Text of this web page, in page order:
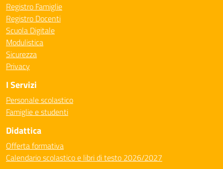
Registro Famiglie
Registro Docenti
Scuola Digitale
Modulistica
Sicurezza
Privacy
I Servizi
Personale scolastico
Famiglie e studenti
Didattica
Offerta formativa
Calendario scolastico e libri di testo 2026/2027